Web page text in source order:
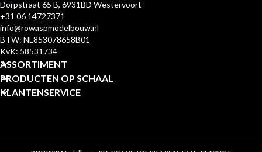
Dorpstraat 65 B, 6931BD Westervoort
+31 06 14727371
info@rowaspmodelbouw.nl
BTW: NL853078658B01
KvK: 58531734
ASSORTIMENT
PRODUCTEN OP SCHAAL
KLANTENSERVICE